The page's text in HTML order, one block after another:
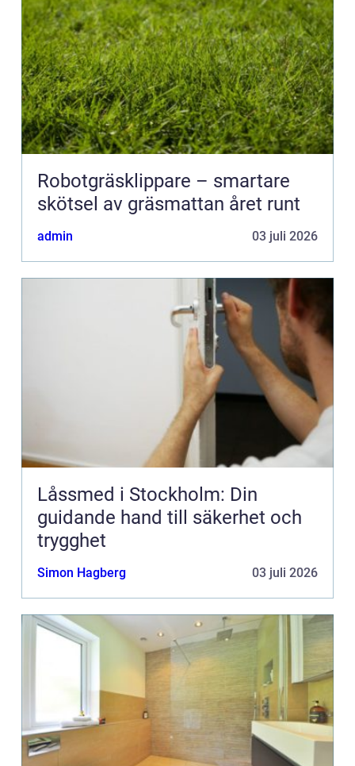
Robotgräsklippare – smartare
skötsel av gräsmattan året runt
admin 03 juli 2026
Låssmed i Stockholm: Din
guidande hand till säkerhet och
trygghet
Simon Hagberg 03 juli 2026